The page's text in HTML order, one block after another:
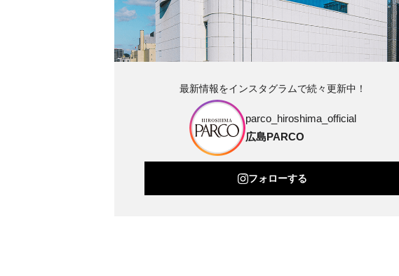
最新情報をインスタグラムで続々更新中！
parco_hiroshima_official
広島PARCO
フォローする